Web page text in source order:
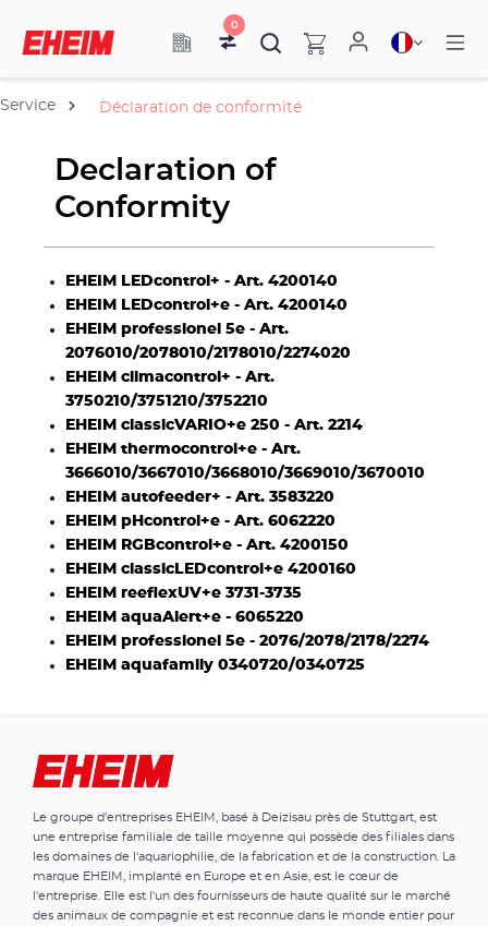
0
Service Déclaration de conformité
Declaration of
Conformity
EHEIM LEDcontrol+ - Art. 4200140
EHEIM LEDcontrol+e - Art. 4200140
EHEIM professionel 5e - Art.
2076010/2078010/2178010/2274020
EHEIM climacontrol+ - Art.
3750210/3751210/3752210
EHEIM classicVARIO+e 250 - Art. 2214
EHEIM thermocontrol+e - Art.
3666010/3667010/3668010/3669010/3670010
EHEIM autofeeder+ - Art. 3583220
EHEIM pHcontrol+e - Art. 6062220
EHEIM RGBcontrol+e - Art. 4200150
EHEIM classicLEDcontrol+e 4200160
EHEIM reeflexUV+e 3731-3735
EHEIM aquaAlert+e - 6065220
EHEIM professionel 5e - 2076/2078/2178/2274
EHEIM aquafamily 0340720/0340725
Le groupe d'entreprises EHEIM, basé à Deizisau près de Stuttgart, est
une entreprise familiale de taille moyenne qui possède des filiales dans
les domaines de l'aquariophilie, de la fabrication et de la construction. La
marque EHEIM, implanté en Europe et en Asie, est le cœur de
l'entreprise. Elle est l'un des fournisseurs de haute qualité sur le marché
des animaux de compagnie et est reconnue dans le monde entier pour